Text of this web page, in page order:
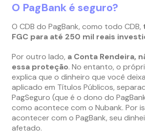
O PagBank é seguro?
O CDB do PagBank, como todo CDB,
FGC para até 250 mil reais
Por outro lado, a Conta Rendeira,
essa proteção. No entanto, o
explica que o dinheiro que você
aplicado em Títulos Públicos,
PagSeguro (que é o dono do
como acontece com o Nubank. Por
acontecer com o PagBank, seu
afetado.